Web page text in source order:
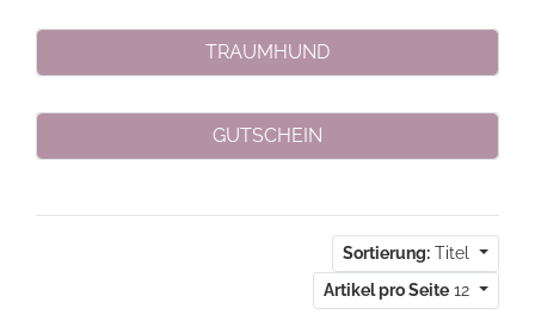
TRAUMHUND
GUTSCHEIN
Sortierung: Titel
Artikel pro Seite 12